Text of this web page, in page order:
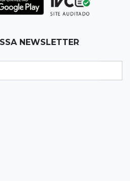
nesta 5ª
sobre área de mata em
equipe gaúcha por
NEWSLETTER